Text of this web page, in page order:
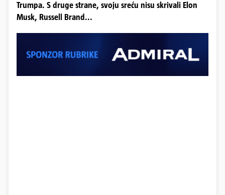
Trumpa. S druge strane, svoju sreću nisu skrivali Elon
Musk, Russell Brand...